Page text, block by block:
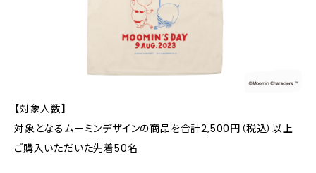
【対象人数】
対象となるムーミンデザインの商品を合計2,500円（税込）以上
ご購入いただいた先着50名